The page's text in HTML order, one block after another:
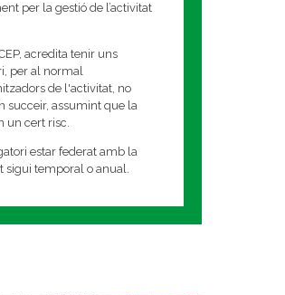
per la gestió de l’activitat
acredita tenir uns
per al normal
de l'activitat, no
succeir, assumint que la
un cert risc.
estar federat amb la
sigui temporal o anual.